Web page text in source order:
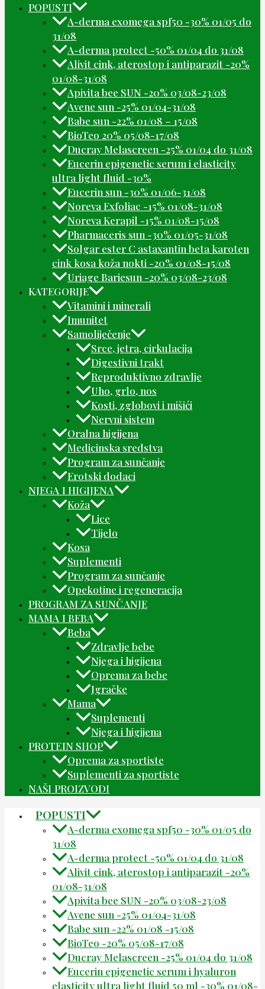
POPUSTI
A-derma exomega spf50 -30% 01/05 do
31/08
A-derma protect -50% 01/04 do 31/08
Alivit cink, aterostop i antiparazit -20%
01/08-31/08
Apivita bee SUN -20% 03/08-23/08
Avene sun -25% 01/04-31/08
Babe sun -22% 01/08 – 15/08
BioTeo 20% 05/08-17/08
Ducray Melascreen -25% 01/04 do 31/08
Eucerin epigenetic serum i elasticity
ultra light fluid -30%
Eucerin sun -30% 01/06-31/08
Noreva Exfoliac -15% 01/08-31/08
Noreva Kerapil -15% 01/08-15/08
Pharmaceris sun -30% 01/05-31/08
Solgar ester C astaxantin beta karoten
cink kosa koža nokti -20% 01/08-15/08
Uriage Bariesun -20% 03/08-23/08
KATEGORIJE
Vitamini i minerali
Imunitet
Samoliječenje
Srce, jetra, cirkulacija
Digestivni trakt
Reproduktivno zdravlje
Uho, grlo, nos
Kosti, zglobovi i mišići
Nervni sistem
Oralna higijena
Medicinska sredstva
Program za sunčanje
Erotski dodaci
NJEGA I HIGIJENA
Koža
Lice
Tijelo
Kosa
Suplementi
Program za sunčanje
Opekotine i regeneracija
PROGRAM ZA SUNČANJE
MAMA I BEBA
Beba
Zdravlje bebe
Njega i higijena
Oprema za bebe
Igračke
Mama
Suplementi
Njega i higijena
PROTEIN SHOP
Oprema za sportiste
Suplementi za sportiste
NAŠI PROIZVODI
POPUSTI
A-derma exomega spf50 -30% 01/05 do
31/08
A-derma protect -50% 01/04 do 31/08
Alivit cink, aterostop i antiparazit -20%
01/08-31/08
Apivita bee SUN -20% 03/08-23/08
Avene sun -25% 01/04-31/08
Babe sun -22% 01/08 -15/08
BioTeo -20% 05/08-17/08
Ducray Melascreen -25% 01/04 do 31/08
Eucerin epigenetic serum i hyaluron
elasticity ultra light fluid 50 ml -30% 01/08-